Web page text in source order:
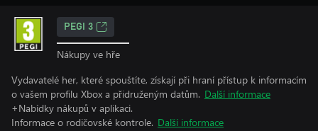
PEGI 3
Nákupy ve hře
Vydavatelé her, které spouštíte, získají při hraní přístup k informacím
o vašem profilu Xbox a přidruženým datům. Další informace
+Nabídky nákupů v aplikaci.
Informace o rodičovské kontrole. Další informace